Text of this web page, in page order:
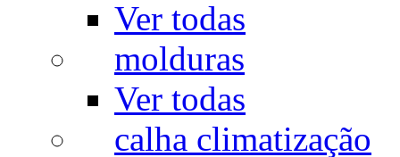
Ver todas
molduras
Ver todas
calha climatização